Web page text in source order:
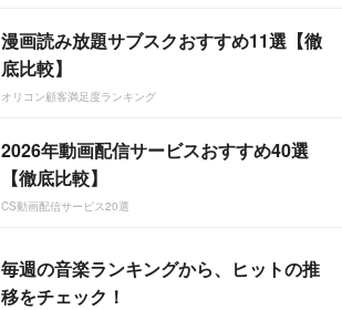
漫画読み放題サブスクおすすめ11選【徹
底比較】
オリコン顧客満足度ランキング
2026年動画配信サービスおすすめ40選
【徹底比較】
CS動画配信サービス20選
毎週の音楽ランキングから、ヒットの推
移をチェック！